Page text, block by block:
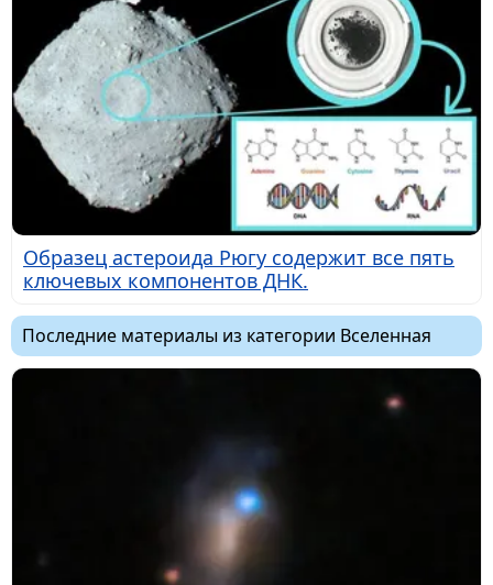
Образец астероида Рюгу содержит все пять
ключевых компонентов ДНК.
Последние материалы из категории Вселенная